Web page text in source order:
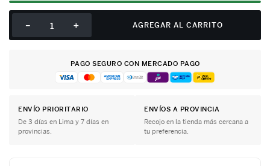
＋
－ AGREGAR AL CARRITO
PAGO SEGURO CON MERCADO PAGO
ENVÍO PRIORITARIO
De 3 días en Lima y 7 días en
provincias.
ENVÍOS A PROVINCIA
Recojo en la tienda más cercana a
tu preferencia.